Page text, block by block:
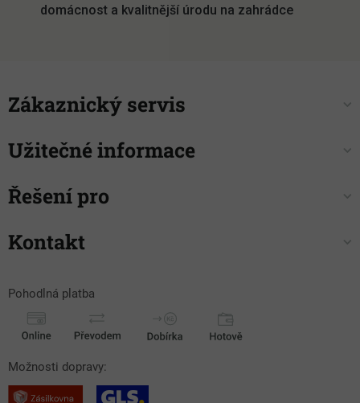
domácnost a kvalitnější úrodu na zahrádce
Zákaznický servis
Užitečné informace
Řešení pro
Kontakt
Pohodlná platba
Možnosti dopravy: